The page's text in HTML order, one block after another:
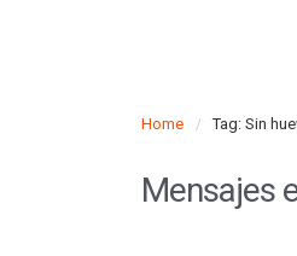
Home Tag: Sin
Mensajes